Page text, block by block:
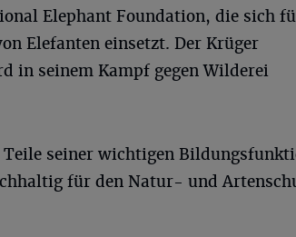
Elephant Foundation, die sich
Elefanten einsetzt. Der Krüger
in seinem Kampf gegen Wilderei
Teile seiner wichtigen
für den Natur- und